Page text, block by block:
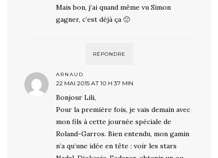
Mais bon, j’ai quand même vu Simon
gagner, c’est déjà ça 🙂
RÉPONDRE
ARNAUD
22 MAI 2015 AT 10 H 37 MIN
Bonjour Lili,
Pour la première fois, je vais demain avec
mon fils à cette journée spéciale de
Roland-Garros. Bien entendu, mon gamin
n’a qu’une idée en tête : voir les stars